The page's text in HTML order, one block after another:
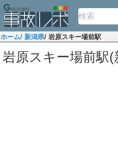
ホーム/ 新潟県/ 岩原スキー場前駅
岩原スキー場前駅